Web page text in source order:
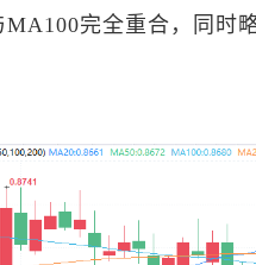
MA100完全重合，同时